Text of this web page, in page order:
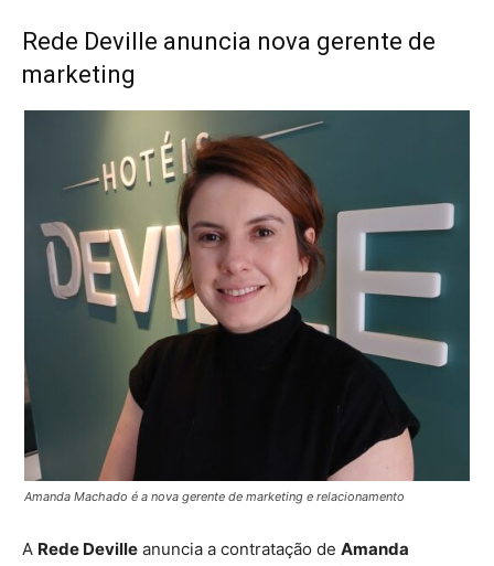
Rede Deville anuncia nova gerente de
marketing
Amanda Machado é a nova gerente de marketing e relacionamento
A Rede Deville anuncia a contratação de Amanda